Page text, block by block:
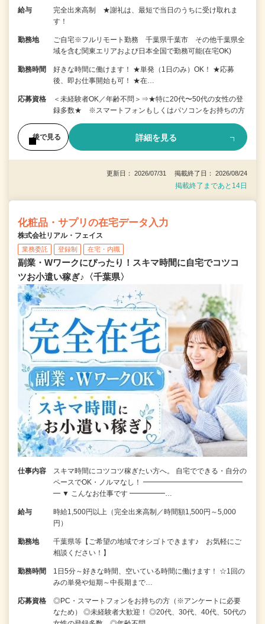
給与
完全出来高制 ★謝礼は、最短で当日のうちに受け取れま
す！
勤務地
ご自宅※フルリモート勤務 千葉県千葉市 その他千葉県全
域を含む関東エリアおよび日本全国で勤務可能(在宅OK)
勤務時間
好きな時間に働けます！ ★単発（1日のみ）OK！ ★応募
後、即お仕事開始も可！ ★在…
応募資格
＜未経験者OK／年齢不問＞⇒★特に20代〜50代の女性の登
録多数★ ※スマートフォンもしくはパソコンをお持ちの方
後で見る 詳細を見る
更新日： 2026/07/31 掲載終了日： 2026/08/24
掲載終了まであと14日
化粧品・サプリの在宅データ入力
株式会社リアル・フェイス
業務委託 登録制 在宅・内職
副業・Wワークにぴったり！スキマ時間に自宅でコツコ
ツお小遣い稼ぎ♪〈千葉県〉
仕事内容
スキマ時間にコツコツ稼ぎたい方へ。 自宅でできる・自分の
ペースでOK・ノルマなし！ ━━━━━━━━━━━━━━
━ ▼ こんなお仕事です ━━━━━…
給与
時給1,500円以上（完全出来高制／時間額1,500円～5,000
円）
勤務地
千葉県等【ご希望の地域でオシゴトできます♪ お気軽にご
相談ください！】
勤務時間
1日5分～好きな時間、空いている時間に働けます！ ☆1回の
みの単発や短期～中長期まで…
応募資格
◎PC・スマートフォンをお持ちの方（※アンケートに必要
なため） ◎未経験者大歓迎！ ◎20代、30代、40代、50代の